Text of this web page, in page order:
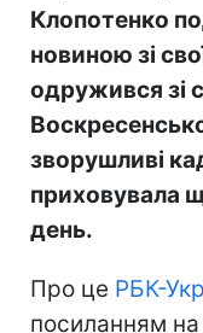
Клопотенко
новиною зі
одружився зі
зворушливі
приховувала
день.
Про це РБК-
посиланням на